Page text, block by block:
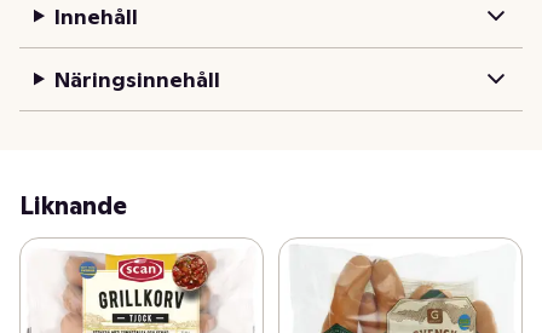
Våra korvar innehåller bara svenskt kött från våra
Denna korv är fri från gluten, laktos, ägg-, soja-, mjölk-
och ärtprotein
Innehåll
Näringsinnehåll
Liknande